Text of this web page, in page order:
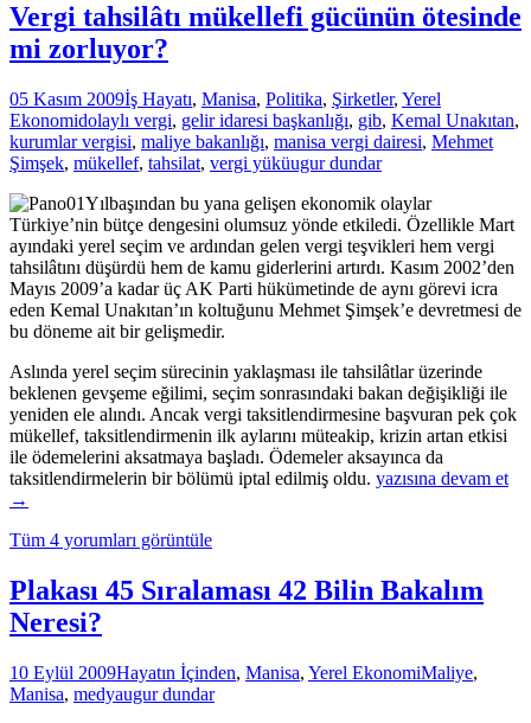
Vergi tahsilâtı mükellefi gücünün ötesinde
mi zorluyor?
05 Kasım 2009İş Hayatı, Manisa, Politika, Şirketler, Yerel
Ekonomidolaylı vergi, gelir idaresi başkanlığı, gib, Kemal Unakıtan,
kurumlar vergisi, maliye bakanlığı, manisa vergi dairesi, Mehmet
Şimşek, mükellef, tahsilat, vergi yüküugur dundar
Yılbaşından bu yana gelişen ekonomik olaylar
Türkiye’nin bütçe dengesini olumsuz yönde etkiledi. Özellikle Mart
ayındaki yerel seçim ve ardından gelen vergi teşvikleri hem vergi
tahsilâtını düşürdü hem de kamu giderlerini artırdı. Kasım 2002’den
Mayıs 2009’a kadar üç AK Parti hükümetinde de aynı görevi icra
eden Kemal Unakıtan’ın koltuğunu Mehmet Şimşek’e devretmesi de
bu döneme ait bir gelişmedir.
Aslında yerel seçim sürecinin yaklaşması ile tahsilâtlar üzerinde
beklenen gevşeme eğilimi, seçim sonrasındaki bakan değişikliği ile
yeniden ele alındı. Ancak vergi taksitlendirmesine başvuran pek çok
mükellef, taksitlendirmenin ilk aylarını müteakip, krizin artan etkisi
ile ödemelerini aksatmaya başladı. Ödemeler aksayınca da
taksitlendirmelerin bir bölümü iptal edilmiş oldu. Vergi
mi
zorluyor?
yazısına devam et
→
Tüm 4 yorumları görüntüle
Plakası 45 Sıralaması 42 Bilin Bakalım
Neresi?
10 Eylül 2009Hayatın İçinden, Manisa, Yerel EkonomiMaliye,
Manisa, medyaugur dundar